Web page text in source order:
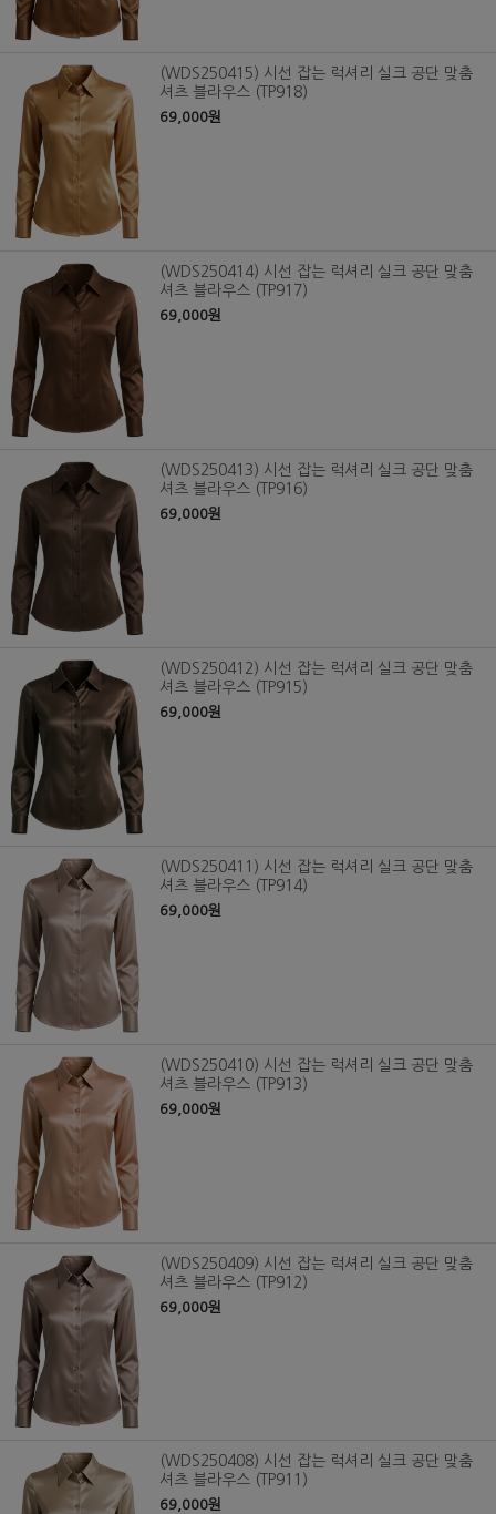
(WDS250415) 시선 잡는 럭셔리 실크 공단 맞춤
셔츠 블라우스 (TP918)
69,000원
(WDS250414) 시선 잡는 럭셔리 실크 공단 맞춤
셔츠 블라우스 (TP917)
69,000원
(WDS250413) 시선 잡는 럭셔리 실크 공단 맞춤
셔츠 블라우스 (TP916)
69,000원
(WDS250412) 시선 잡는 럭셔리 실크 공단 맞춤
셔츠 블라우스 (TP915)
69,000원
(WDS250411) 시선 잡는 럭셔리 실크 공단 맞춤
셔츠 블라우스 (TP914)
69,000원
(WDS250410) 시선 잡는 럭셔리 실크 공단 맞춤
셔츠 블라우스 (TP913)
69,000원
(WDS250409) 시선 잡는 럭셔리 실크 공단 맞춤
셔츠 블라우스 (TP912)
69,000원
(WDS250408) 시선 잡는 럭셔리 실크 공단 맞춤
셔츠 블라우스 (TP911)
69,000원